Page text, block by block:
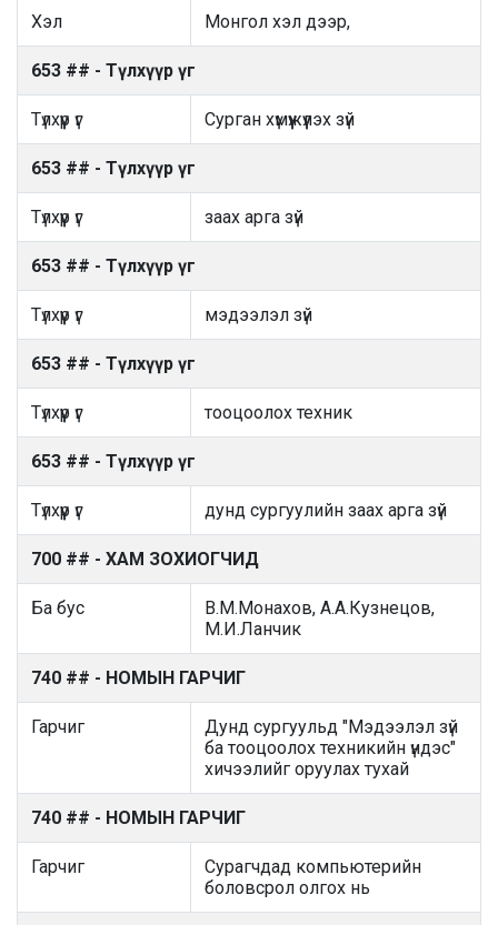
Хэл Монгол хэл дээр,
653 ## - Түлхүүр үг
Түлхүүр үг Сурган хүмүүжүүлэх зүй
653 ## - Түлхүүр үг
Түлхүүр үг заах арга зүй
653 ## - Түлхүүр үг
Түлхүүр үг мэдээлэл зүй
653 ## - Түлхүүр үг
Түлхүүр үг тооцоолох техник
653 ## - Түлхүүр үг
Түлхүүр үг дунд сургуулийн заах арга зүй
700 ## - ХАМ ЗОХИОГЧИД
Ба бус
В.М.Монахов, А.А.Кузнецов,
М.И.Ланчик
740 ## - НОМЫН ГАРЧИГ
Гарчиг
Дунд сургуульд "Мэдээлэл зүй
ба тооцоолох техникийн үндэс"
хичээлийг оруулах тухай
740 ## - НОМЫН ГАРЧИГ
Гарчиг
Сурагчдад компьютерийн
боловсрол олгох нь